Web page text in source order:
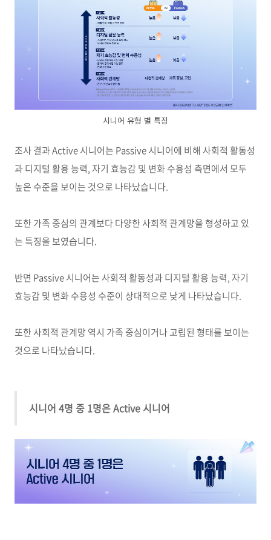
시니어 유형 별 특징
조사 결과Active시니어는 Passive시니어에 비해 사회적 활동성
과 디지털 활용 능력,자기 효능감 및 변화 수용성 측면에서 모두
높은 수준을 보이는 것으로 나타났습니다.
또한 가족 중심의 관계보다 다양한 사회적 관계망을 형성하고 있
는 특징을 보였습니다.
반면 Passive시니어는 사회적 활동성과 디지털 활용 능력,자기
효능감 및 변화 수용성 수준이 상대적으로 낮게 나타났습니다.
또한 사회적 관계망 역시 가족 중심이거나 고립된 형태를 보이는
것으로 나타났습니다.
시니어 4명 중 1명은 Active 시니어